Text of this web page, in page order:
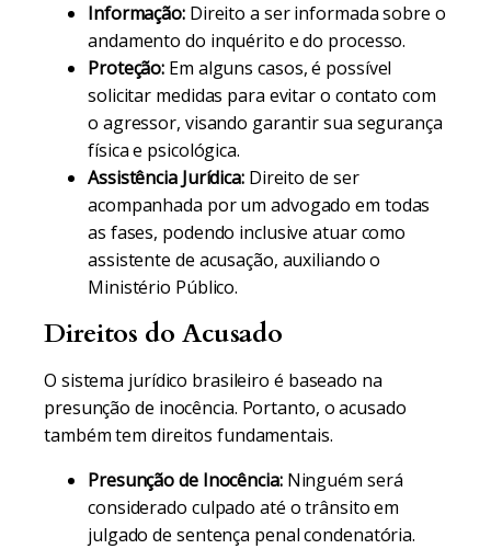
Informação:Direito a ser informada sobre o
andamento do inquérito e do processo.
Proteção: Em alguns casos, é possível
solicitar medidas para evitar o contato com
o agressor, visando garantir sua segurança
física e psicológica.
Assistência Jurídica:Direito de ser
acompanhada por um advogado em todas
as fases, podendo inclusive atuar como
assistente de acusação, auxiliando o
Ministério Público.
Direitos do Acusado
O sistema jurídico brasileiro é baseado na
presunção de inocência. Portanto, o acusado
também tem direitos fundamentais.
Presunção de Inocência:Ninguém será
considerado culpado até o trânsito em
julgado de sentença penal condenatória.